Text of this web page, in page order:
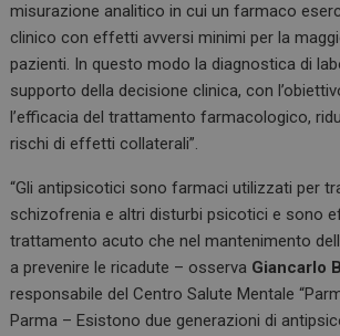
misurazione analitico in cui un farmaco
clinico con effetti avversi minimi per la
pazienti. In questo modo la diagnostica di
supporto della decisione clinica, con
l’efficacia del trattamento farmacologico,
rischi di effetti collaterali”.
“Gli antipsicotici sono farmaci utilizzati per
schizofrenia e altri disturbi psicotici e sono
trattamento acuto che nel mantenimento
a prevenire le ricadute – osserva Giancarlo
responsabile del Centro Salute Mentale
Parma – Esistono due generazioni di